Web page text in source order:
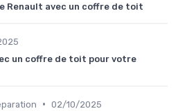
Renault avec un coffre de toit
un coffre de toit pour votre
• 02/10/2025